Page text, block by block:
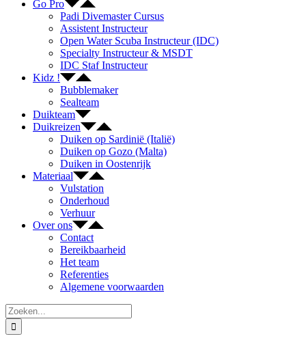
Go Pro
Padi Divemaster Cursus
Assistent Instructeur
Open Water Scuba Instructeur (IDC)
Specialty Instructeur & MSDT
IDC Staf Instructeur
Kidz !
Bubblemaker
Sealteam
Duikteam
Duikreizen
Duiken op Sardinië (Italië)
Duiken op Gozo (Malta)
Duiken in Oostenrijk
Materiaal
Vulstation
Onderhoud
Verhuur
Over ons
Contact
Bereikbaarheid
Het team
Referenties
Algemene voorwaarden
Zoeken
naar: